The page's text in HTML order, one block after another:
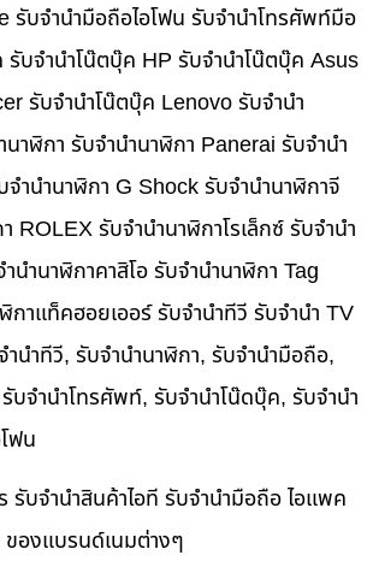
รับจำนำมือถือไอโฟน รับจำนำโทรศัพท์มือ
รับจำนำโน๊ตบุ๊ค HP รับจำนำโน๊ตบุ๊ค Asus
รับจำนำโน๊ตบุ๊ค Lenovo รับจำนำ
าฬิกา รับจำนำนาฬิกา Panerai รับจำนำ
จำนำนาฬิกา G Shock รับจำนำนาฬิกาจี
ROLEX รับจำนำนาฬิกาโรเล็กซ์ รับจำนำ
นำนาฬิกาคาสิโอ รับจำนำนาฬิกา Tag
กาแท็คฮอยเออร์ รับจำนำทีวี รับจำนำ TV
นำทีวี, รับจำนำนาฬิกา, รับจำนำมือถือ,
บจำนำโทรศัพท์, รับจำนำโน๊ดบุ๊ค, รับจำนำ
ฟน
รับจำนำสินค้าไอที รับจำนำมือถือ ไอแพค
ของแบรนด์เนมต่างๆ